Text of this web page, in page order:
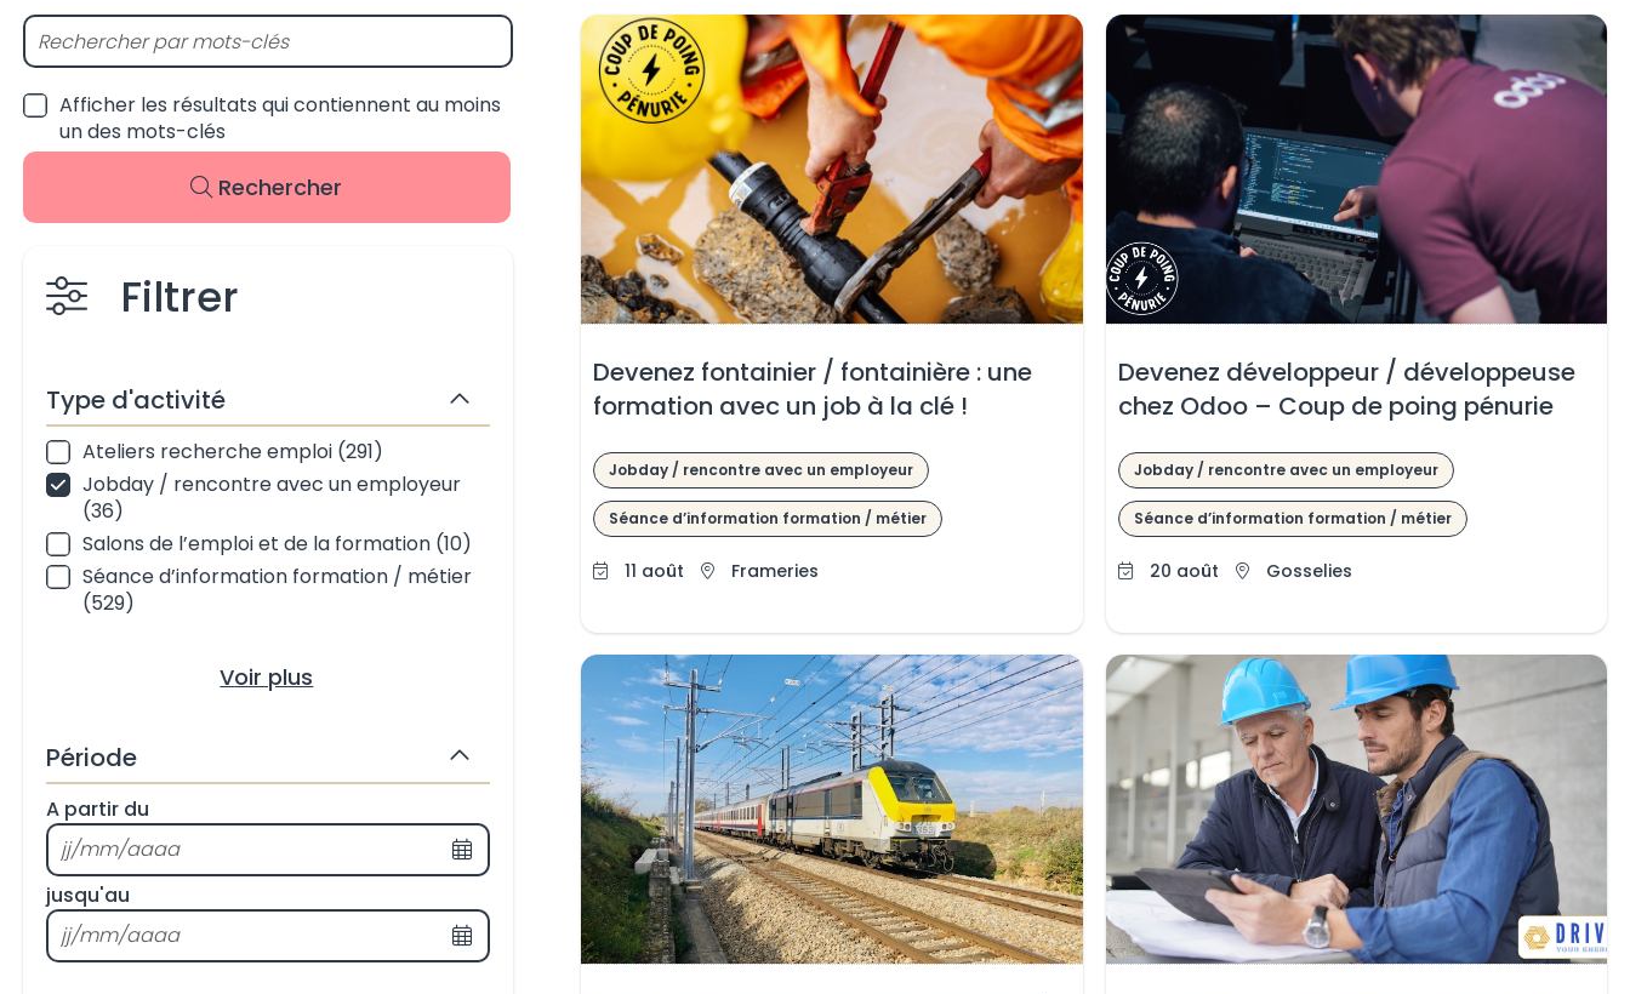
Afficher les résultats qui contiennent au moins
un des mots-clés
Rechercher
Filtrer
Type d'activité
Masquer le contenu
Type d'activité
Ateliers recherche emploi (291)
Jobday / rencontre avec un employeur
(36)
Salons de l’emploi et de la formation (10)
Séance d’information formation / métier
(529)
Voir plus
Période
Masquer le contenu
Période
A partir du
Format de la date : jj/mm/aaaa
Choisir une date
jusqu'au
Format de la date : jj/mm/aaaa
Choisir une date
Événements à venir
Devenez fontainier / fontainière : une
formation avec un job à la clé !
Jobday / rencontre avec un employeur
Séance d’information formation / métier
11 août Frameries
Devenez développeur / développeuse
chez Odoo – Coup de poing pénurie
Jobday / rencontre avec un employeur
Séance d’information formation / métier
20 août Gosselies